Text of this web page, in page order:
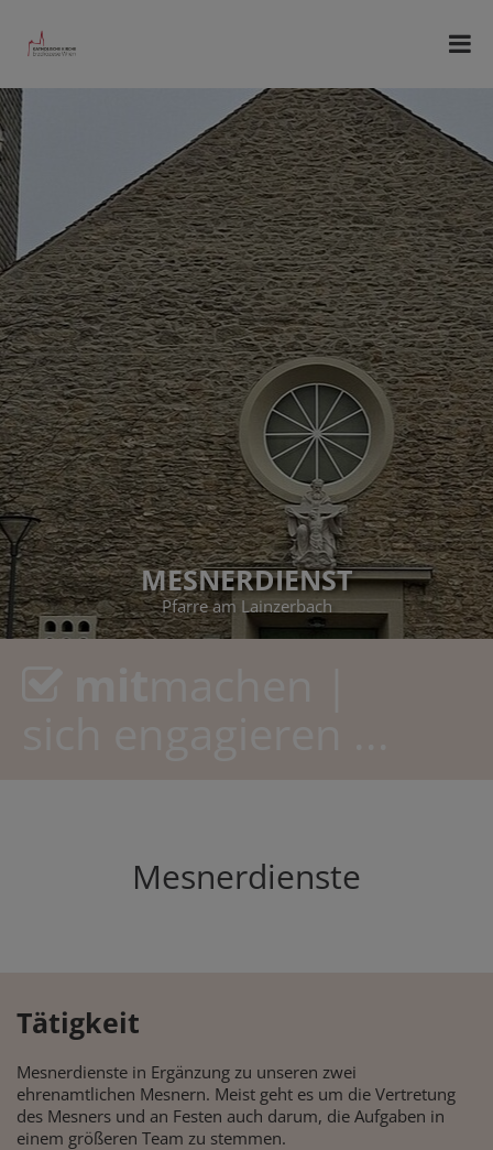
MESNERDIENST
Pfarre am Lainzerbach
Mesnerdienste
Tätigkeit
Mesnerdienste in Ergänzung zu unseren zwei
ehrenamtlichen Mesnern. Meist geht es um die Vertretung
des Mesners und an Festen auch darum, die Aufgaben in
einem größeren Team zu stemmen.